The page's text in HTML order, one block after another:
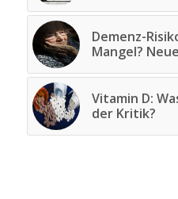
Demenz-
Mangel?
Vitamin D:
der Kritik?